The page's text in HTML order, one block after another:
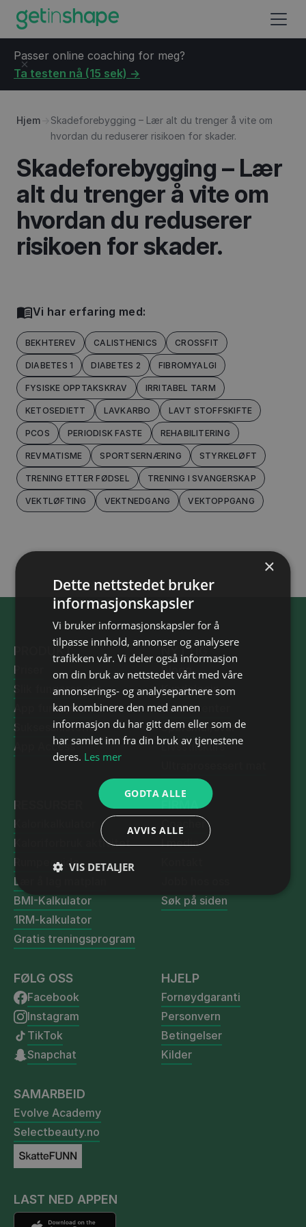
Passer online coaching for meg?
Ta testen nå (15 sek) ->
Hjem
Skadeforebygging – Lær alt du trenger å vite om
hvordan du reduserer risikoen for skader.
Skadeforebygging – Lær
alt du trenger å vite om
hvordan du reduserer
risikoen for skader.
Vi har erfaring med:
BEKHTEREV CALISTHENICS CROSSFIT
DIABETES 1 DIABETES 2 FIBROMYALGI
FYSISKE OPPTAKSKRAV IRRITABEL TARM
KETOSEDIETT LAVKARBO LAVT STOFFSKIFTE
PCOS PERIODISK FASTE REHABILITERING
REVMATISME SPORTSERNÆRING STYRKELØFT
TRENING ETTER FØDSEL TRENING I SVANGERSKAP
VEKTLØFTING VEKTNEDGANG VEKTOPPGANG
PRODUKT
Priser
Slik fungerer det
App funksjoner
Suksesshistorier
App Access
NYTTIG
Blogg
Kundelogin
Konkurrenter
Spørsmål/svar
Livsstilskurs
RESSURSER
Kalorikalkulator
Kaloriforbruk aktivitet
Rumpeguide
Lær å lag matplan
BMI-Kalkulator
1RM-kalkulator
Gratis treningsprogram
Coacher
I media
Søk på siden
FØLG OSS
Facebook
Instagram
TikTok
Snapchat
HJELP
Fornøydgaranti
Personvern
Betingelser
Kilder
SAMARBEID
Evolve Academy
Selectbeauty.no
LAST NED APPEN
×
Dette nettstedet bruker
informasjonskapsler
Vi bruker informasjonskapsler for å
tilpasse innhold, annonser og analysere
trafikken vår. Vi deler også informasjon
om din bruk av nettstedet vårt med våre
annonserings- og analysepartnere som
kan kombinere den med annen
informasjon du har gitt dem eller som de
har samlet inn fra din bruk av tjenestene
deres. Les mer
GODTA ALLE
AVVIS ALLE
VIS DETALJER